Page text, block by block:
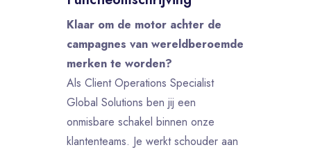
Klaar om de motor achter de
campagnes van wereldberoemde
merken te worden?
Als Client Operations Specialist
Global Solutions ben jij een
onmisbare schakel binnen onze
klantenteams. Je werkt schouder aan